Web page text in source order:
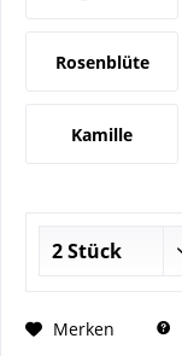
Rosenblüte
Kamille
Merken